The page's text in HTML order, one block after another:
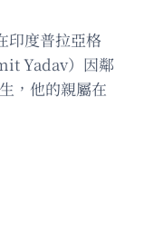
印度普拉亞格
Yadav）因鄰
，他的親屬在